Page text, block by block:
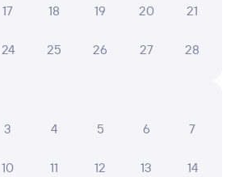
17 18 19 20 21
24 25 26 27 28
3 4 5 6 7
10 11 12 13 14